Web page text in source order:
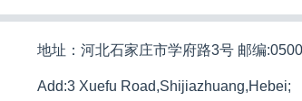
地址：河北石家庄市学府路3号 邮编
Add:3 Xuefu Road,Shijiazhuang,Hebei;